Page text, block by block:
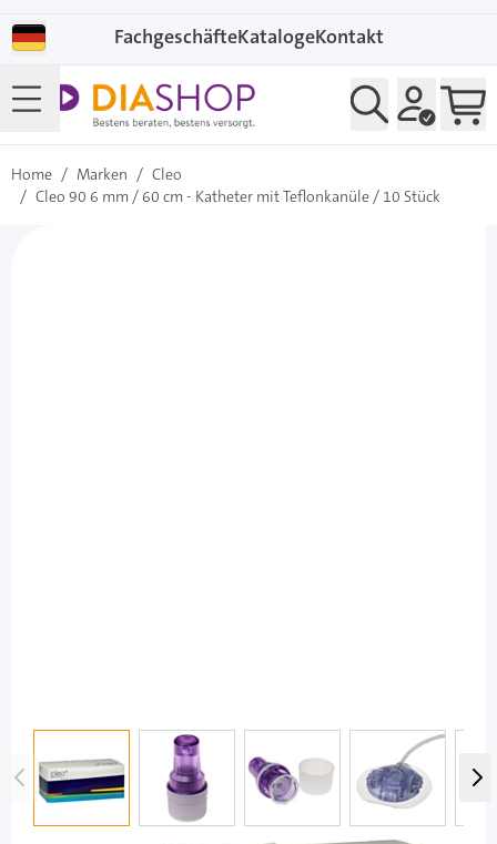
FachgeschäfteKatalogeKontakt
Home / Marken / Cleo
/ Cleo 90 6 mm / 60 cm - Katheter mit Teflonkanüle / 10 Stück
View larger imageView larger imageView larger image
View